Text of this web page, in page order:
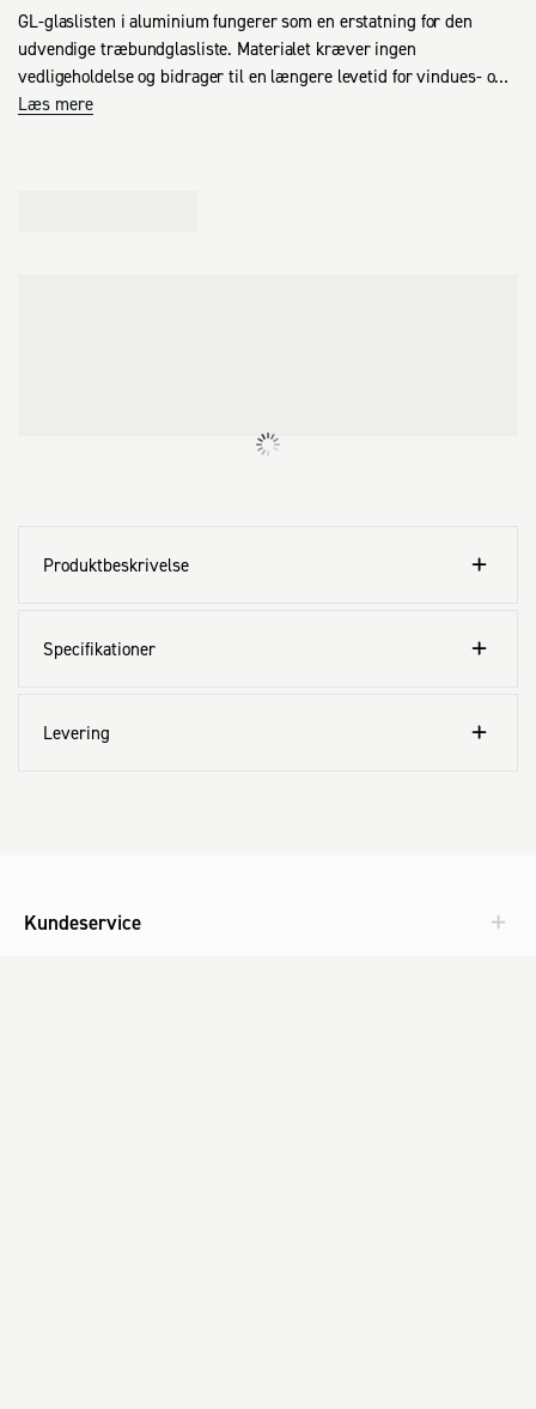
GL-glaslisten i aluminium fungerer som en erstatning for den
udvendige træbundglasliste. Materialet kræver ingen
vedligeholdelse og bidrager til en længere levetid for vindues- og
dørelementer. Listen er desuden konstrueret, så den er let at
Læs mere
Produktbeskrivelse
Specifikationer
Levering
Kundeservice